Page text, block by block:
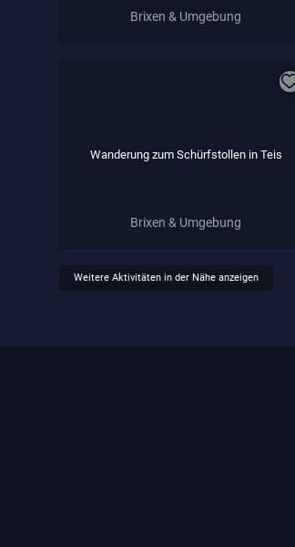
Brixen & Umgebung
Wanderung zum Schürfstollen in Teis
Brixen & Umgebung
Weitere Aktivitäten in der Nähe anzeigen